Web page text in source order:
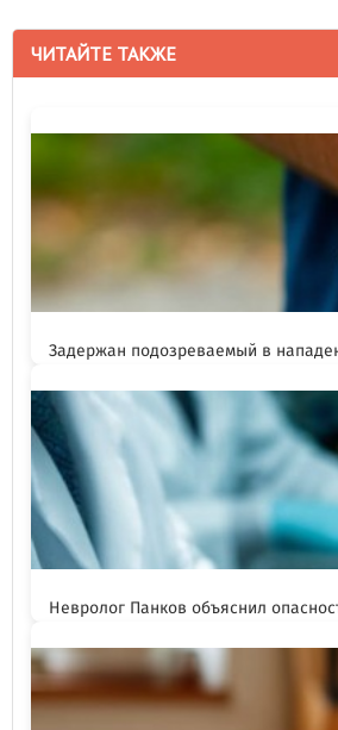
ЧИТАЙТЕ ТАКЖЕ
Задержан подозреваемый в
Невролог Панков объяснил